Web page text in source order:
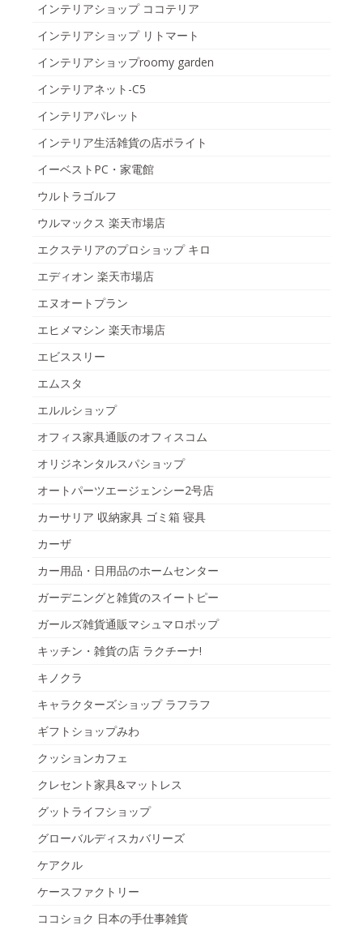
インテリアショップ ココテリア
インテリアショップ リトマート
インテリアショップroomy garden
インテリアネット-C5
インテリアパレット
インテリア生活雑貨の店ポライト
イーベストPC・家電館
ウルトラゴルフ
ウルマックス 楽天市場店
エクステリアのプロショップ キロ
エディオン 楽天市場店
エヌオートプラン
エヒメマシン 楽天市場店
エビススリー
エムスタ
エルルショップ
オフィス家具通販のオフィスコム
オリジネンタルスパショップ
オートパーツエージェンシー2号店
カーサリア 収納家具 ゴミ箱 寝具
カーザ
カー用品・日用品のホームセンター
ガーデニングと雑貨のスイートピー
ガールズ雑貨通販マシュマロポップ
キッチン・雑貨の店 ラクチーナ!
キノクラ
キャラクターズショップ ラフラフ
ギフトショップみわ
クッションカフェ
クレセント家具&マットレス
グットライフショップ
グローバルディスカバリーズ
ケアクル
ケースファクトリー
ココショク 日本の手仕事雑貨